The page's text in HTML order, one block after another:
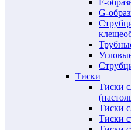
G-
Тиски
Тиски
Тиски
Тиски